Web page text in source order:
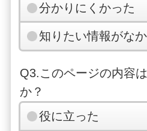
分かりにくかった
知りたい情報がな
Q3.このページの内容
か？
役に立った